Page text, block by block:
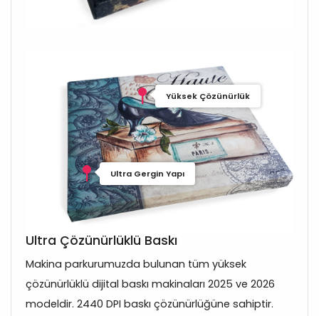
Yüksek Çözünürlük
Ultra Gergin Yapı
Ultra Çözünürlüklü Baskı
Makina parkurumuzda bulunan tüm yüksek
çözünürlüklü dijital baskı makinaları 2025 ve 2026
modeldir. 2440 DPI baskı çözünürlüğüne sahiptir.